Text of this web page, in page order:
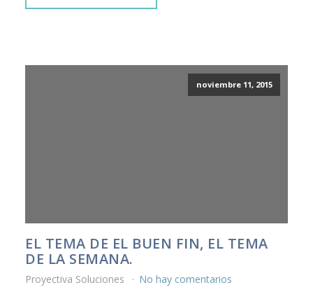
noviembre 11, 2015
EL TEMA DE EL BUEN FIN, EL TEMA
DE LA SEMANA.
Proyectiva Soluciones No hay comentarios